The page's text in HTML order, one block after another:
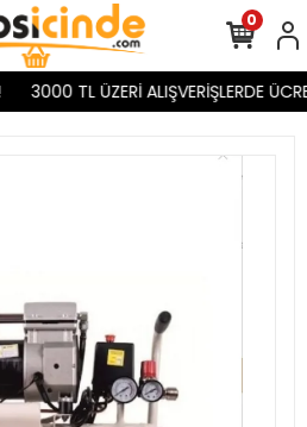
3000 TL ÜZERİ ALIŞVERİŞLERDE
0